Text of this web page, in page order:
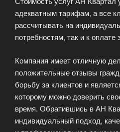
адекватным тарифам, а все
рассчитывать на
потребностям, так и к оплате
Компания имеет отличную
положительные отзывы
борьбу за клиентов и
которому можно доверить
время. Обратившись в АН
индивидуальный подход,